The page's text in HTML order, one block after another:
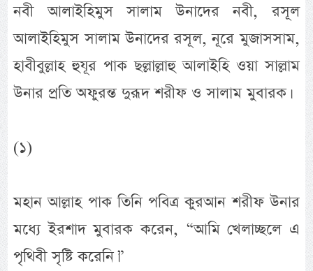
নবী আলাইহিমুস সালাম উনাদের নবী, রসূল
আলাইহিমুস সালাম উনাদের রসূল, নূরে মুজাসসাম,
হাবীবুল্লাহ হুযূর পাক ছল্লাল্লাহু আলাইহি ওয়া সাল্লাম
উনার প্রতি অফুরন্ত দুরূদ শরীফ ও সালাম মুবারক।
(১)
মহান আল্লাহ পাক তিনি পবিত্র কুরআন শরীফ উনার
মধ্যে ইরশাদ মুবারক করেন, “আমি খেলাচ্ছলে এ
পৃথিবী সৃষ্টি করেনি।”